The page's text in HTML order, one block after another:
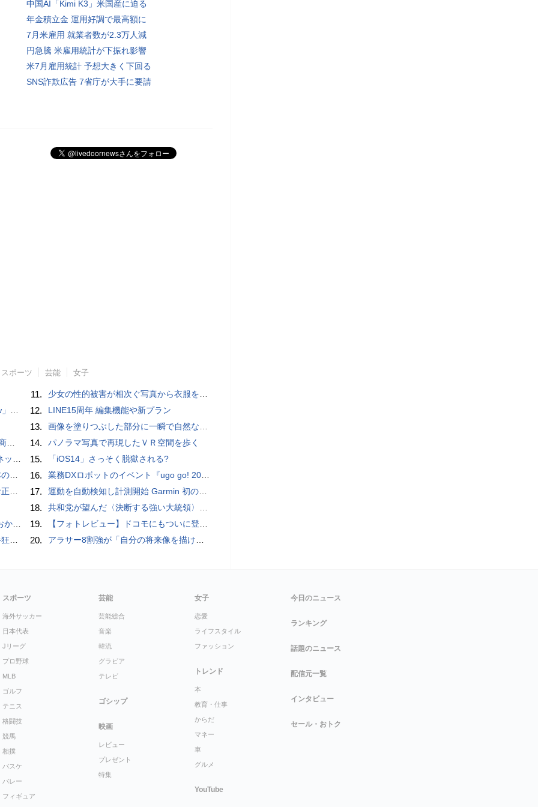
中国AI「Kimi K3」米国産に迫る
年金積立金 運用好調で最高額に
7月米雇用 就業者数が2.3万人減
円急騰 米雇用統計が下振れ影響
米7月雇用統計 予想大きく下回る
SNS詐欺広告 7省庁が大手に要請
スポーツ 芸能 女子
？
始
】
も
始
ー通信］
年
11. 少女の性的被害が相次ぐ写真から衣服を剥ぎ取るAIポルノアプリ「ClothOff」の背後にいる人物とは？
12. LINE15周年 編集機能や新プラン
13. 画像を塗りつぶした部分に一瞬で自然な画像を補完する技術を早稲田大学の研究者が開発
14. パノラマ写真で再現したＶＲ空間を歩く
15. 「iOS14」さっそく脱獄される?
16. 業務DXロボットのイベント『ugo go! 2022』開催 新モデル「G4」や小型モデル「ugo mini」など発表 ユースケースも多数紹介
17. 運動を自動検知し計測開始 Garmin 初のスマートバンドを発売 10日間のロングバッテリーで手間いらず
18. 共和党が望んだ〈決断する強い大統領〉が統治するアメリカの到来──「アメリカン・ドッペルゲンガー」by 池田純一#14
19. 【フォトレビュー】ドコモにもついに登場！「サイクロイドスタイル」
20. アラサー8割強が「自分の将来像を描けない」。正社員の5人に1人が副業で収入。将来のために一番稼げる副業とは？
スポーツ
海外サッカー
日本代表
Jリーグ
プロ野球
MLB
ゴルフ
テニス
格闘技
競馬
相撲
バスケ
バレー
フィギュア
芸能
芸能総合
音楽
韓流
グラビア
テレビ
ゴシップ
映画
レビュー
プレゼント
特集
女子
恋愛
ライフスタイル
ファッション
トレンド
本
教育・仕事
からだ
マネー
車
グルメ
YouTube
今日のニュース
ランキング
話題のニュース
配信元一覧
インタビュー
セール・おトク